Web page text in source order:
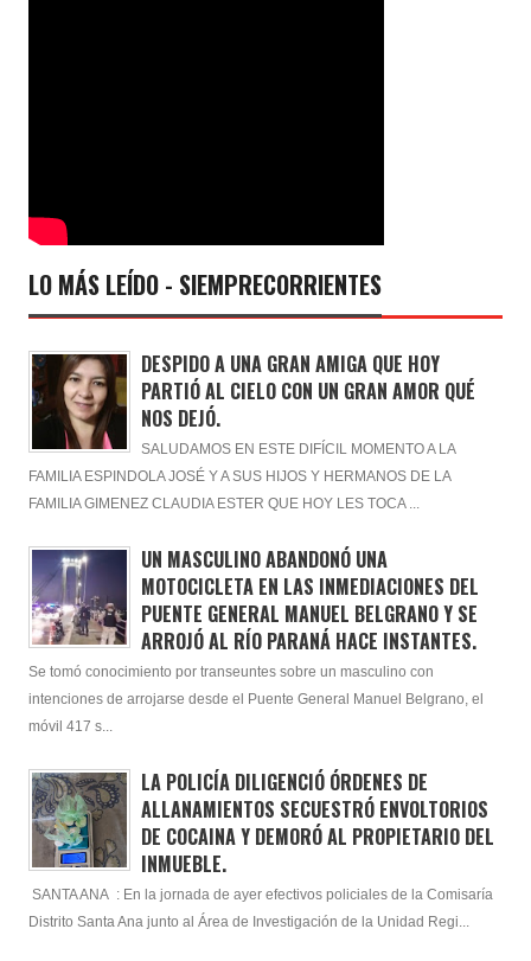
LO MÁS LEÍDO - SIEMPRECORRIENTES
DESPIDO A UNA GRAN AMIGA QUE HOY
PARTIÓ AL CIELO CON UN GRAN AMOR QUÉ
NOS DEJÓ.
SALUDAMOS EN ESTE DIFÍCIL MOMENTO A LA
FAMILIA ESPINDOLA JOSÉ Y A SUS HIJOS Y HERMANOS DE LA
FAMILIA GIMENEZ CLAUDIA ESTER QUE HOY LES TOCA ...
UN MASCULINO ABANDONÓ UNA
MOTOCICLETA EN LAS INMEDIACIONES DEL
PUENTE GENERAL MANUEL BELGRANO Y SE
ARROJÓ AL RÍO PARANÁ HACE INSTANTES.
Se tomó conocimiento por transeuntes sobre un masculino con
intenciones de arrojarse desde el Puente General Manuel Belgrano, el
móvil 417 s...
LA POLICÍA DILIGENCIÓ ÓRDENES DE
ALLANAMIENTOS SECUESTRÓ ENVOLTORIOS
DE COCAINA Y DEMORÓ AL PROPIETARIO DEL
INMUEBLE.
SANTA ANA : En la jornada de ayer efectivos policiales de la Comisaría
Distrito Santa Ana junto al Área de Investigación de la Unidad Regi...